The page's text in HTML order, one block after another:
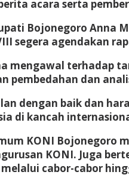
acara serta
Bojonegoro Anna
segera agendakan
mengawal terhadap
pembedahan dan
dengan baik dan
di kancah
KONI Bojonegoro
KONI. Juga
cabor-cabor